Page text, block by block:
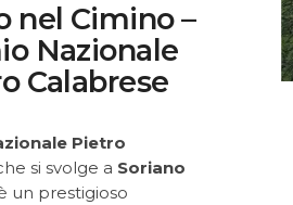
nel Cimino –
Nazionale
Calabrese
Pietro
si svolge a Soriano
un prestigioso